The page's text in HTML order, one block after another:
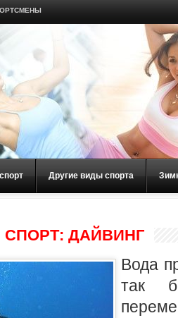
Другие виды спорта
ДАЙВИНГ
Вода
так